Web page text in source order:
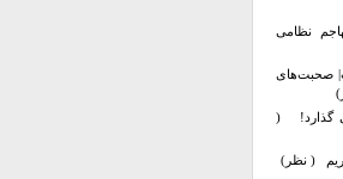
نظامی
صحبت‌های
گذارد! (
( نظر)